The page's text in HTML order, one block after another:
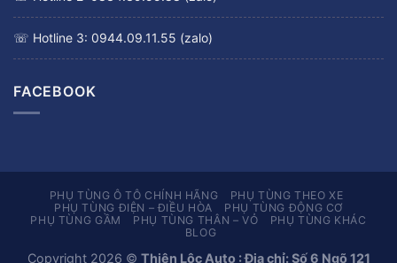
☏ Hotline 3: 0944.09.11.55 (zalo)
FACEBOOK
PHỤ TÙNG Ô TÔ CHÍNH HÃNG
PHỤ TÙNG THEO XE
PHỤ TÙNG ĐIỆN – ĐIỀU HÒA
PHỤ TÙNG ĐỘNG CƠ
PHỤ TÙNG GẦM
PHỤ TÙNG THÂN – VỎ
PHỤ TÙNG KHÁC
BLOG
Copyright 2026 © Thiên Lộc Auto : Địa chỉ: Số 6 Ngõ 121